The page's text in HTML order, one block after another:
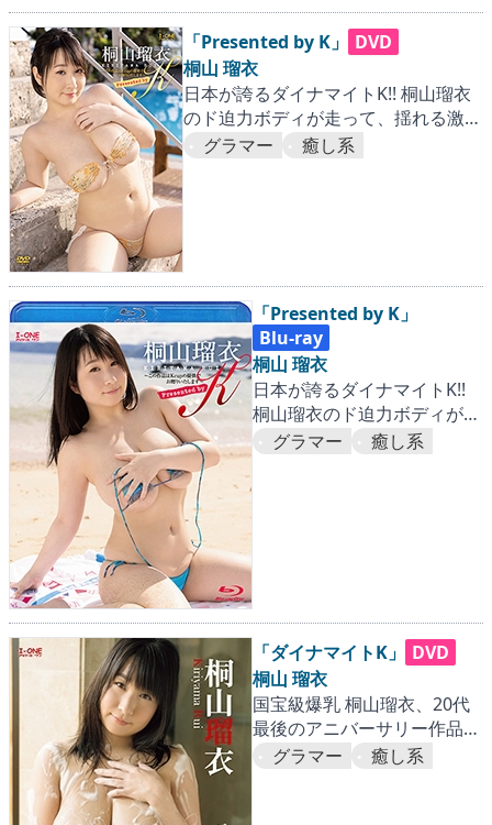
「Presented by K」
DVD
桐山 瑠衣
日本が誇るダイナマイトK!! 桐山瑠衣
のド迫力ボディが走って、揺れる激震
作！
グラマー 癒し系
「Presented by K」
Blu-ray
桐山 瑠衣
日本が誇るダイナマイトK!!
桐山瑠衣のド迫力ボディが走
って、揺れる激震作！
グラマー 癒し系
「ダイナマイトK」
DVD
桐山 瑠衣
国宝級爆乳 桐山瑠衣、20代
最後のアニバーサリー作品！
進化した大迫力Kカップバス
グラマー 癒し系